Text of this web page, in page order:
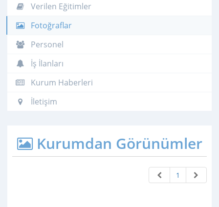
Verilen Eğitimler
Fotoğraflar
Personel
İş İlanları
Kurum Haberleri
İletişim
Kurumdan Görünümler
1